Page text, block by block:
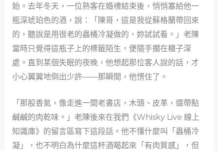
始。去年冬天，一位熟客在婚禮結束後，悄悄塞給他一
瓶深琥珀色的酒，說：「陳哥，這是我從蘇格蘭帶回來
的，聽說是用很老的蟲桶冷凝做的，妳試試看。」老陳
當時只覺得這瓶子上的標籤陌生，便隨手擱在櫃子深
處。直到某個失眠的夜晚，他想起那位客人說的話，才
小心翼翼地倒出少許——那瞬間，他愣住了。
「那股香氣，像走進一間老書店，木頭、皮革，還帶點
鹹鹹的肉乾味。」老陳後來在我們《Whisky Live 線上
知識庫》的留言區寫下這段話。他不懂什麼叫「蟲桶冷
凝」，也不明白為什麼這杯酒喝起來「有肉質感」，但